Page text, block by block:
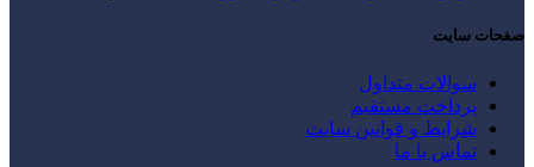
صفحات سایت
سوالات متداول
پرداخت مستقیم
شرایط و قوانین سایت
تماس با ما